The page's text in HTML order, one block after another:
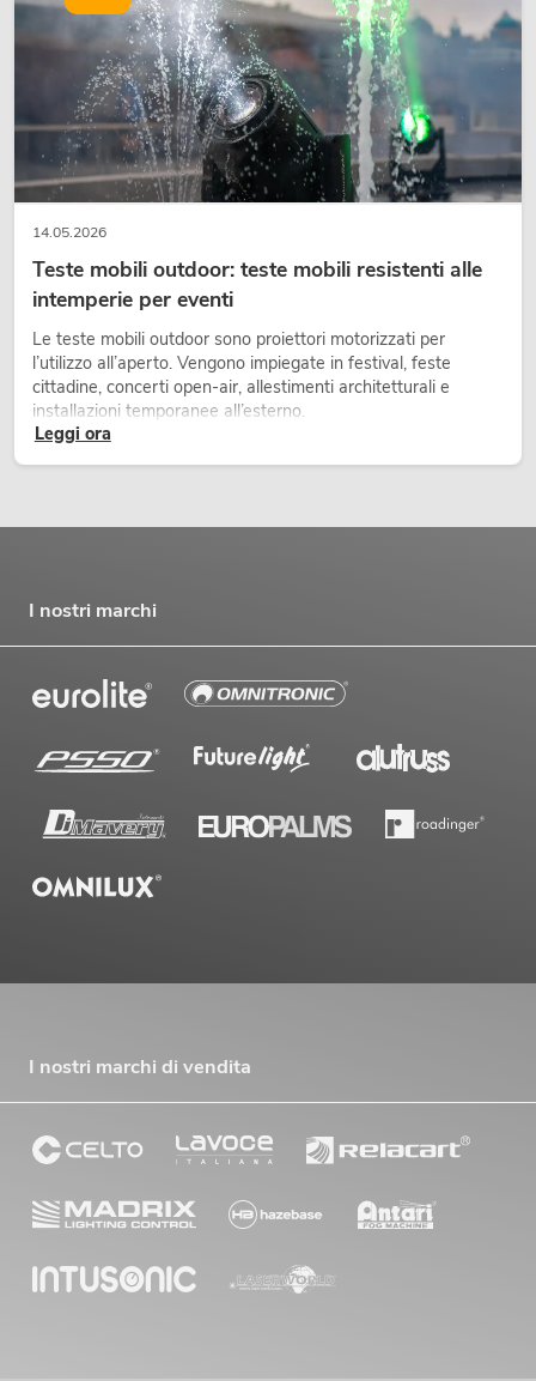
14.05.2026
Teste mobili outdoor: teste mobili resistenti alle
intemperie per eventi
Le teste mobili outdoor sono proiettori motorizzati per
l’utilizzo all’aperto. Vengono impiegate in festival, feste
cittadine, concerti open-air, allestimenti architetturali e
installazioni temporanee all’esterno.
Leggi ora
I nostri marchi
I nostri marchi di vendita